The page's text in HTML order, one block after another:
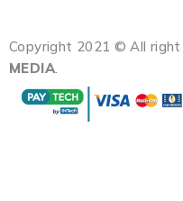
Copyright 2021 © All
MEDIA.